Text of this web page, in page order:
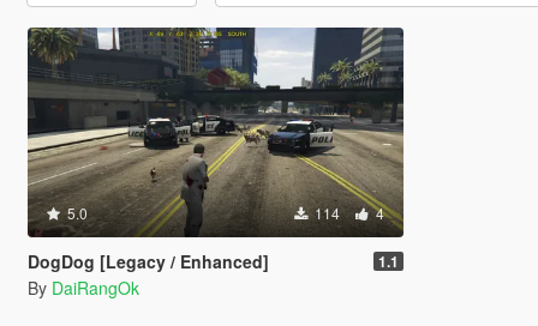
5.0 114 4
DogDog [Legacy / Enhanced] 1.1
By DaiRangOk